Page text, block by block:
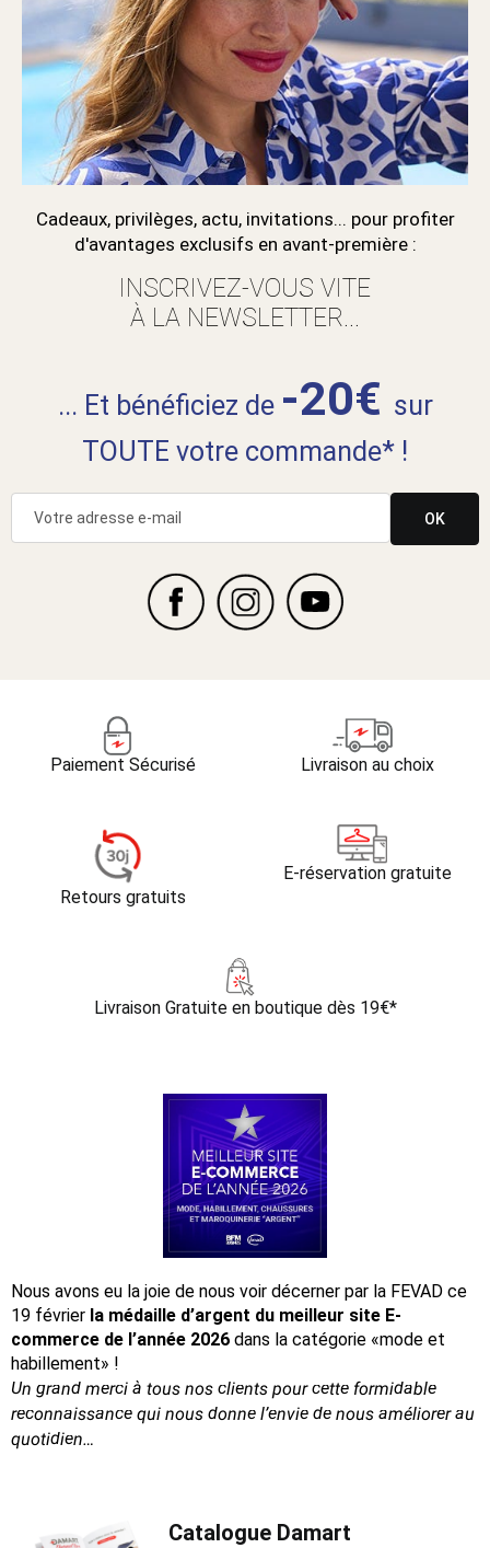
Cadeaux, privilèges, actu, invitations... pour profiter
d'avantages exclusifs en avant-première :
INSCRIVEZ-VOUS VITE
À LA NEWSLETTER...
... Et bénéficiez de -20€ sur
TOUTE votre commande* !
OK
Paiement Sécurisé Livraison au choix
Retours gratuits
E-réservation gratuite
Livraison Gratuite en boutique dès 19€*
Nous avons eu la joie de nous voir décerner par la FEVAD ce
19 février la médaille d’argent du meilleur site E-
commerce de l’année 2026 dans la catégorie «mode et
habillement» !
Un grand merci à tous nos clients pour cette formidable
reconnaissancequi nous donne l’envie de nous améliorer au
quotidien…
Catalogue Damart